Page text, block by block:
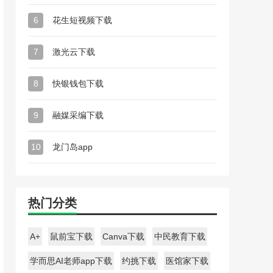
6 花生短视频下载
7 激光云下载
8 快银钱包下载
9 融媒采编下载
10 龙门岛app
热门分类
A+ 鼠前宝下载 Canva下载 中民教育下载
学而思AI老师app下载 约挑下载 医馆家下载